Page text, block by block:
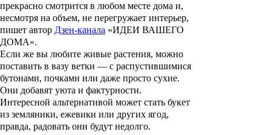
прекрасно смотрится в любом месте дома и,
несмотря на объем, не перегружает интерьер,
пишет автор Дзен-канала «ИДЕИ ВАШЕГО
ДОМА».
Если же вы любите живые растения, можно
поставить в вазу ветки — с распустившимися
бутонами, почками или даже просто сухие.
Они добавят уюта и фактурности.
Интересной альтернативой может стать букет
из земляники, ежевики или других ягод,
правда, радовать они будут недолго.